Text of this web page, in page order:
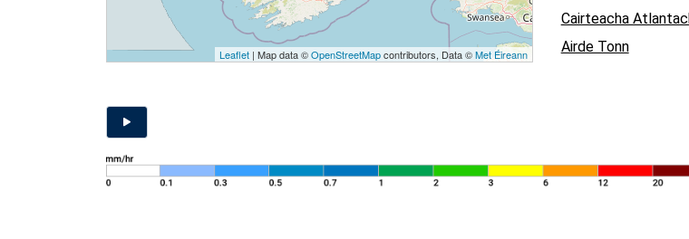
Leaflet| Map data ©OpenStreetMapcontributors, Data ©Met Éireann
Cairteacha
Airde Tonn